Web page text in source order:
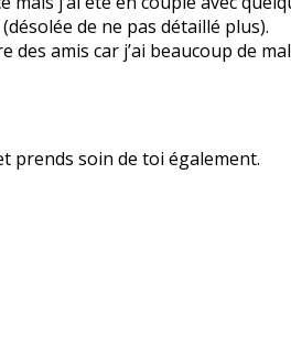
de ne pas détaillé plus).
amis car j’ai beaucoup de
prends soin de toi également.